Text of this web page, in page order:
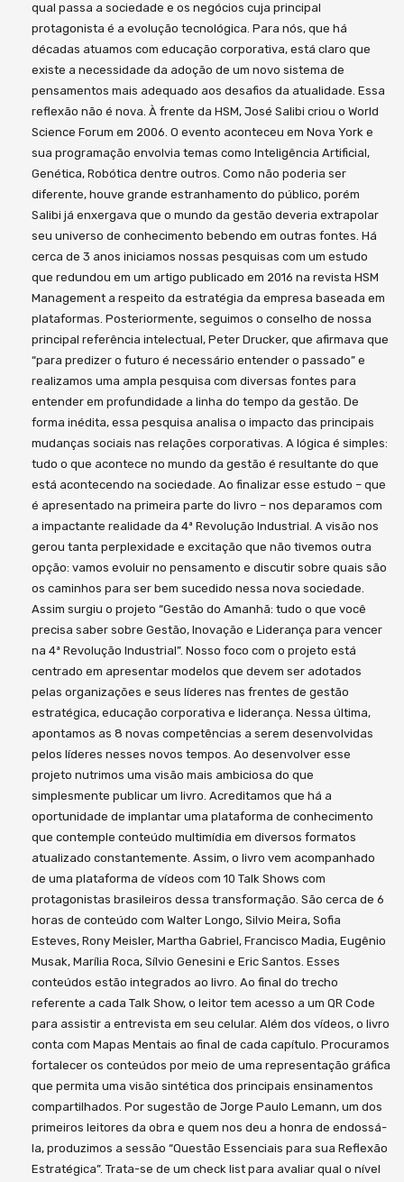
qual passa a sociedade e os negócios cuja principal
protagonista é a evolução tecnológica. Para nós, que há
décadas atuamos com educação corporativa, está claro que
existe a necessidade da adoção de um novo sistema de
pensamentos mais adequado aos desafios da atualidade. Essa
reflexão não é nova. À frente da HSM, José Salibi criou o World
Science Forum em 2006. O evento aconteceu em Nova York e
sua programação envolvia temas como Inteligência Artificial,
Genética, Robótica dentre outros. Como não poderia ser
diferente, houve grande estranhamento do público, porém
Salibi já enxergava que o mundo da gestão deveria extrapolar
seu universo de conhecimento bebendo em outras fontes. Há
cerca de 3 anos iniciamos nossas pesquisas com um estudo
que redundou em um artigo publicado em 2016 na revista HSM
Management a respeito da estratégia da empresa baseada em
plataformas. Posteriormente, seguimos o conselho de nossa
principal referência intelectual, Peter Drucker, que afirmava que
“para predizer o futuro é necessário entender o passado” e
realizamos uma ampla pesquisa com diversas fontes para
entender em profundidade a linha do tempo da gestão. De
forma inédita, essa pesquisa analisa o impacto das principais
mudanças sociais nas relações corporativas. A lógica é simples:
tudo o que acontece no mundo da gestão é resultante do que
está acontecendo na sociedade. Ao finalizar esse estudo – que
é apresentado na primeira parte do livro – nos deparamos com
a impactante realidade da 4ª Revolução Industrial. A visão nos
gerou tanta perplexidade e excitação que não tivemos outra
opção: vamos evoluir no pensamento e discutir sobre quais são
os caminhos para ser bem sucedido nessa nova sociedade.
Assim surgiu o projeto “Gestão do Amanhã: tudo o que você
precisa saber sobre Gestão, Inovação e Liderança para vencer
na 4ª Revolução Industrial”. Nosso foco com o projeto está
centrado em apresentar modelos que devem ser adotados
pelas organizações e seus líderes nas frentes de gestão
estratégica, educação corporativa e liderança. Nessa última,
apontamos as 8 novas competências a serem desenvolvidas
pelos líderes nesses novos tempos. Ao desenvolver esse
projeto nutrimos uma visão mais ambiciosa do que
simplesmente publicar um livro. Acreditamos que há a
oportunidade de implantar uma plataforma de conhecimento
que contemple conteúdo multimídia em diversos formatos
atualizado constantemente. Assim, o livro vem acompanhado
de uma plataforma de vídeos com 10 Talk Shows com
protagonistas brasileiros dessa transformação. São cerca de 6
horas de conteúdo com Walter Longo, Silvio Meira, Sofia
Esteves, Rony Meisler, Martha Gabriel, Francisco Madia, Eugênio
Musak, Marília Roca, Sílvio Genesini e Eric Santos. Esses
conteúdos estão integrados ao livro. Ao final do trecho
referente a cada Talk Show, o leitor tem acesso a um QR Code
para assistir a entrevista em seu celular. Além dos vídeos, o livro
conta com Mapas Mentais ao final de cada capítulo. Procuramos
fortalecer os conteúdos por meio de uma representação gráfica
que permita uma visão sintética dos principais ensinamentos
compartilhados. Por sugestão de Jorge Paulo Lemann, um dos
primeiros leitores da obra e quem nos deu a honra de endossá-
la, produzimos a sessão “Questão Essenciais para sua Reflexão
Estratégica”. Trata-se de um check list para avaliar qual o nível